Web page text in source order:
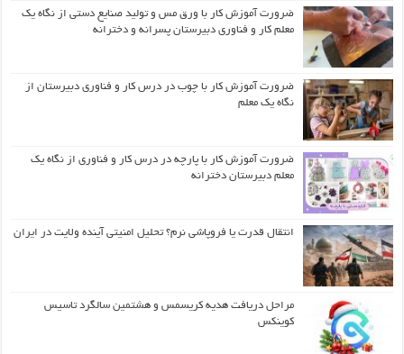
ضرورت آموزش کار با ورق مس و تولید صنایع دستی از نگاه یک
معلم کار و فناوری دبیرستان پسرانه و دخترانه
ضرورت آموزش کار با چوب در درس کار و فناوری دبیرستان از
نگاه یک معلم
ضرورت آموزش کار با پارچه در درس کار و فناوری از نگاه یک
معلم دبیرستان دخترانه
انتقال قدرت یا فروپاشی نرم؟ تحلیل امنیتی آینده ولایت در ایران
مراحل دریافت هدیه کریسمس و هشتمین سالگرد تاسیس
کوینکس